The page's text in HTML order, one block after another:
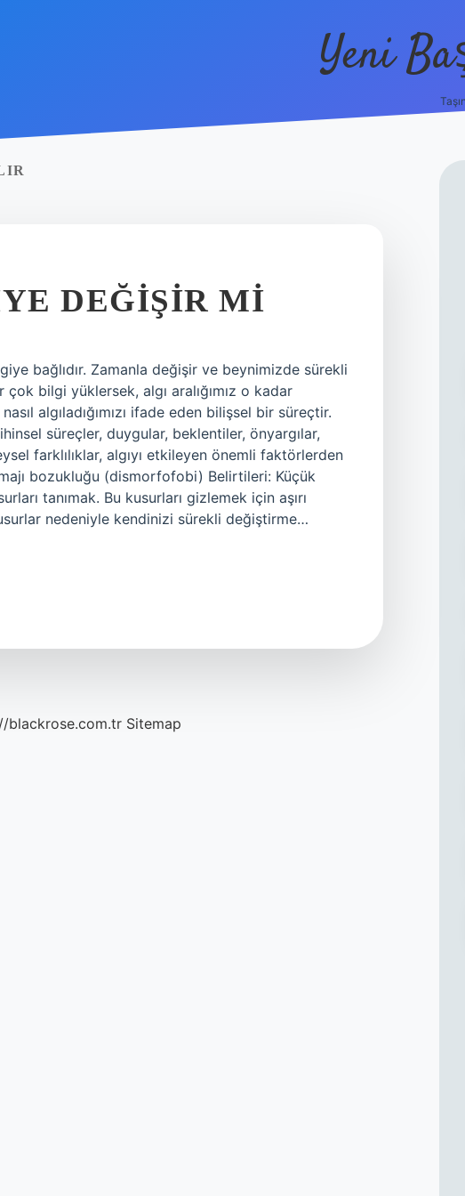
Yeni
DEĞIŞIR MI
bağlıdır. Zamanla değişir ve beynimizde sürekli
bilgi yüklersek, algı aralığımız o kadar
algıladığımızı ifade eden bilişsel bir süreçtir.
süreçler, duygular, beklentiler, önyargılar,
farklılıklar, algıyı etkileyen önemli faktörlerden
bozukluğu (dismorfofobi) Belirtileri: Küçük
tanımak. Bu kusurları gizlemek için aşırı
nedeniyle kendinizi sürekli değiştirme…
blackrose.com.tr Sitemap